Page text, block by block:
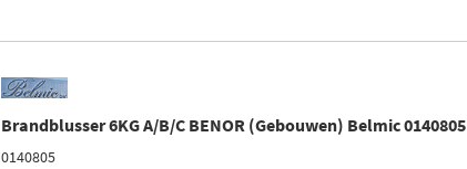
Brandblusser 6KG A/B/C BENOR (Gebouwen) Belmic 0140805
0140805